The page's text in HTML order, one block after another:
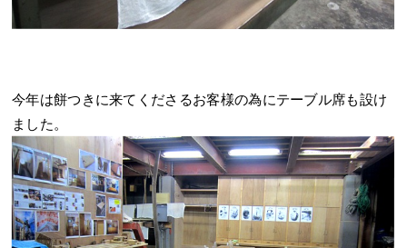
今年は餅つきに来てくださるお客様の為にテーブル席も設け
ました。